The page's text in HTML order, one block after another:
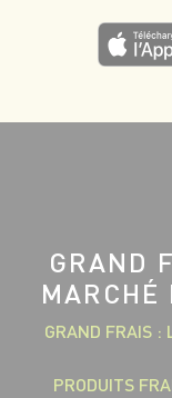
GRAND
MARCHÉ
GRAND FRAIS :
PRODUITS